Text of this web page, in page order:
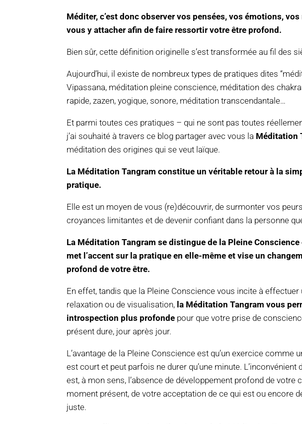
Méditer, c’est donc observer vos pensées, vos émotions,
vous y attacher afin de faire ressortir votre être profond.
Bien sûr, cette définition originelle s’est transformée au fil des
Aujourd’hui, il existe de nombreux types de pratiques dites
Vipassana, méditation pleine conscience, méditation des
rapide, zazen, yogique, sonore, méditation transcendantale…
Et parmi toutes ces pratiques – qui ne sont pas toutes
j’ai souhaité à travers ce blog partager avec vous la Méditation
méditation des origines qui se veut laïque.
La Méditation Tangram constitue un véritable retour à la
pratique.
Elle est un moyen de vous (re)découvrir, de surmonter vos
croyances limitantes et de devenir confiant dans la personne
La Méditation Tangram se distingue de la Pleine Conscience
met l’accent sur la pratique en elle-même et vise un
profond de votre être.
En effet, tandis que la Pleine Conscience vous incite à effectuer
relaxation ou de visualisation, la Méditation Tangram vous
introspection plus profonde pour que votre prise de
présent dure, jour après jour.
L’avantage de la Pleine Conscience est qu’un exercice comme
est court et peut parfois ne durer qu’une minute. L’inconvénient
est, à mon sens, l’absence de développement profond de votre
moment présent, de votre acceptation de ce qui est ou encore
juste.